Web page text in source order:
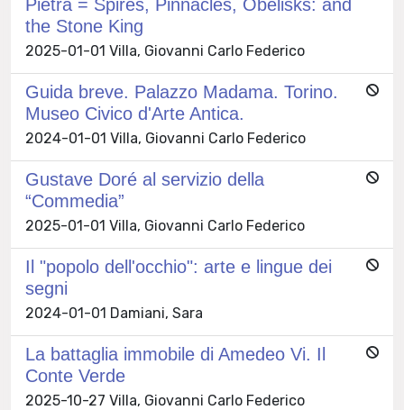
Pietra = Spires, Pinnacles, Obelisks: and
the Stone King
2025-01-01 Villa, Giovanni Carlo Federico
Guida breve. Palazzo Madama. Torino.
Museo Civico d'Arte Antica.
2024-01-01 Villa, Giovanni Carlo Federico
Gustave Doré al servizio della
“Commedia”
2025-01-01 Villa, Giovanni Carlo Federico
Il "popolo dell'occhio": arte e lingue dei
segni
2024-01-01 Damiani, Sara
La battaglia immobile di Amedeo Vi. Il
Conte Verde
2025-10-27 Villa, Giovanni Carlo Federico